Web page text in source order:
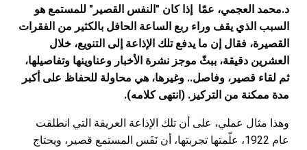
د.محمد العجمي، عمّا إذا كان "النفس القصير" للمستمع هو
السبب الذي يقف وراء ربع الساعة الحافل بالكثير من الفقرات
القصيرة، فقال إن ما يدفع تلك الإذاعة إلى التنويع، خلال
العشرين دقيقة، ببثّ موجز نشرة الأخبار وعناوينها وتفاصيلها،
ثم لقاء قصير، وفاصل.. وغيرها، هي محاولة للحفاظ على أكبر
مدة ممكنة من التركيز. (انتهى كلامه).
وهذا مثال عملي، على أن تلك الإذاعة العريقة التي انطلقت
عام 1922، علّمتها تجربتها، أن نَفَس المستمع قصير، ويحتاج